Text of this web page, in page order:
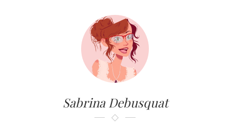
Sabrina Debusquat